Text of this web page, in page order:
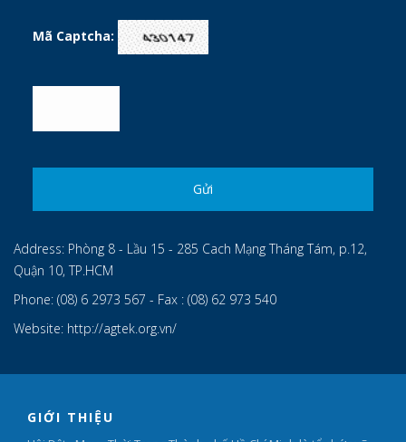
Mã Captcha:
Address: Phòng 8 - Lầu 15 - 285 Cach Mạng Tháng Tám, p.12,
Quận 10, TP.HCM
Phone: (08) 6 2973 567 - Fax : (08) 62 973 540
Website: http://agtek.org.vn/
GIỚI THIỆU